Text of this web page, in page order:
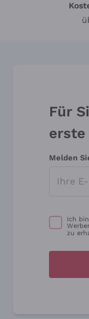
Für
erste
Melden
Ich
zu